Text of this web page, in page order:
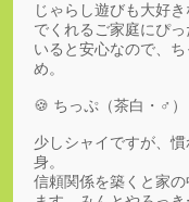
じゃらし遊びも大好
でくれるご家庭にぴ
いると安心なので、
め。
🍪 ちっぷ（茶白・♂）
少しシャイですが、
身。
信頼関係を築くと家